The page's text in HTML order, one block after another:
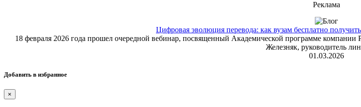
Реклама
Цифровая эволюция перевода: как вузам бесплатно
18 февраля 2026 года прошел очередной вебинар, посвященный Академической программе
Железняк, руководитель
01.03.2026
Добавить в избранное
×